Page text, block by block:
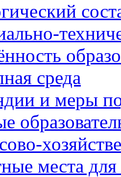
среда
и меры
места